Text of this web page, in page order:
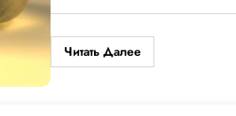
Читать Далее